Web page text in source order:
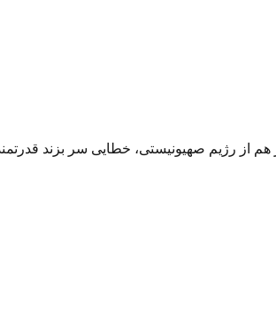
از رژیم صهیونیستی، خطایی سر بزند